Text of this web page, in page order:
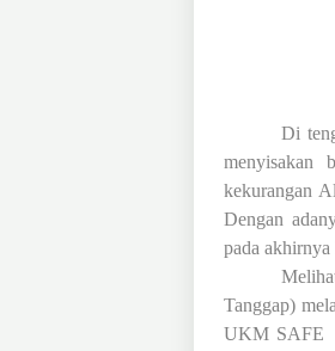
Di
menyisakan
kekurangan
Dengan
pada
Tanggap)
UKM SAFE